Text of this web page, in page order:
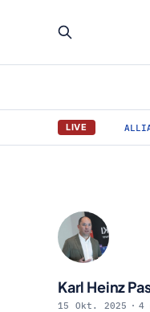
LIVE
Karl Heinz
15 Okt. 2025 4